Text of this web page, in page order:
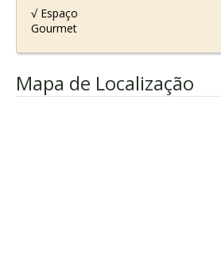
√ Espaço
Gourmet
Mapa de Localização